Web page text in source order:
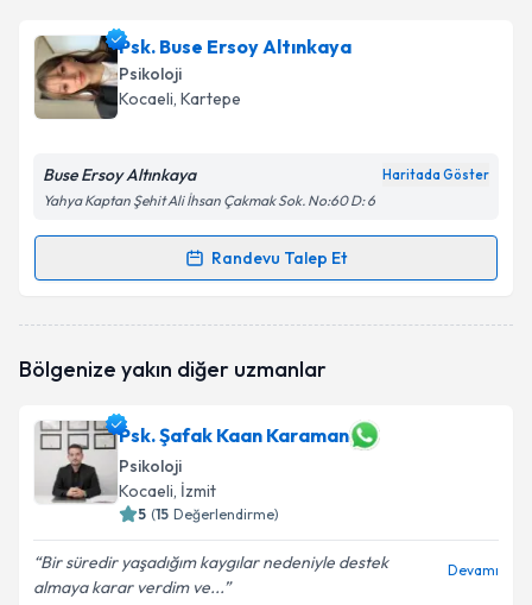
Psk. Buse Ersoy Altınkaya
Psikoloji
Kocaeli, Kartepe
Buse Ersoy Altınkaya Haritada Göster
Yahya Kaptan Şehit Ali İhsan Çakmak Sok. No:60 D: 6
Randevu Talep Et
Randevu Takvimi Talebi
oluşturun. Size bu uzmandan randevu almanız için bir
E-posta Adresiniz
Kişisel verilerimin işlenmesine ilişkinAydınlatma
Metni'ni okudum ve kişisel verilerimin belirtilen
Bölgenize yakın diğer uzmanlar
Psk. Şafak Kaan Karaman
Psikoloji
Kocaeli, İzmit
5 (15 Değerlendirme)
Bir süredir yaşadığım kaygılar nedeniyle destek
almaya karar verdim ve...
Devamı